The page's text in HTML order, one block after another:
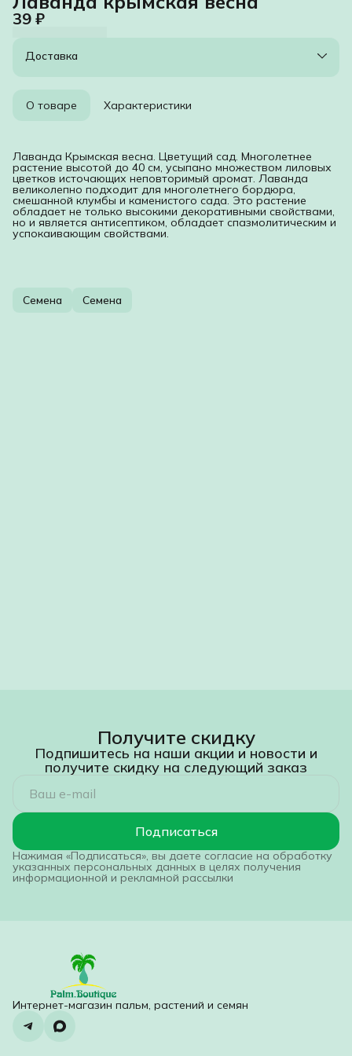
39 ₽
Доставка
О товаре Характеристики
Лаванда Крымская весна. Цветущий сад. Многолетнее
растение высотой до 40 см, усыпано множеством лиловых
цветков источающих неповторимый аромат. Лаванда
великолепно подходит для многолетнего бордюра,
смешанной клумбы и каменистого сада. Это растение
обладает не только высокими декоративными свойствами,
но и является антисептиком, обладает спазмолитическим и
успокаивающим свойствами.
Семена Семена
Получите скидку
Подпишитесь на наши акции и новости и
получите скидку на следующий заказ
Подписаться
Нажимая «Подписаться», вы даете согласие на обработку
указанных персональных данных в целях получения
информационной и рекламной рассылки
Интернет-магазин пальм, растений и семян